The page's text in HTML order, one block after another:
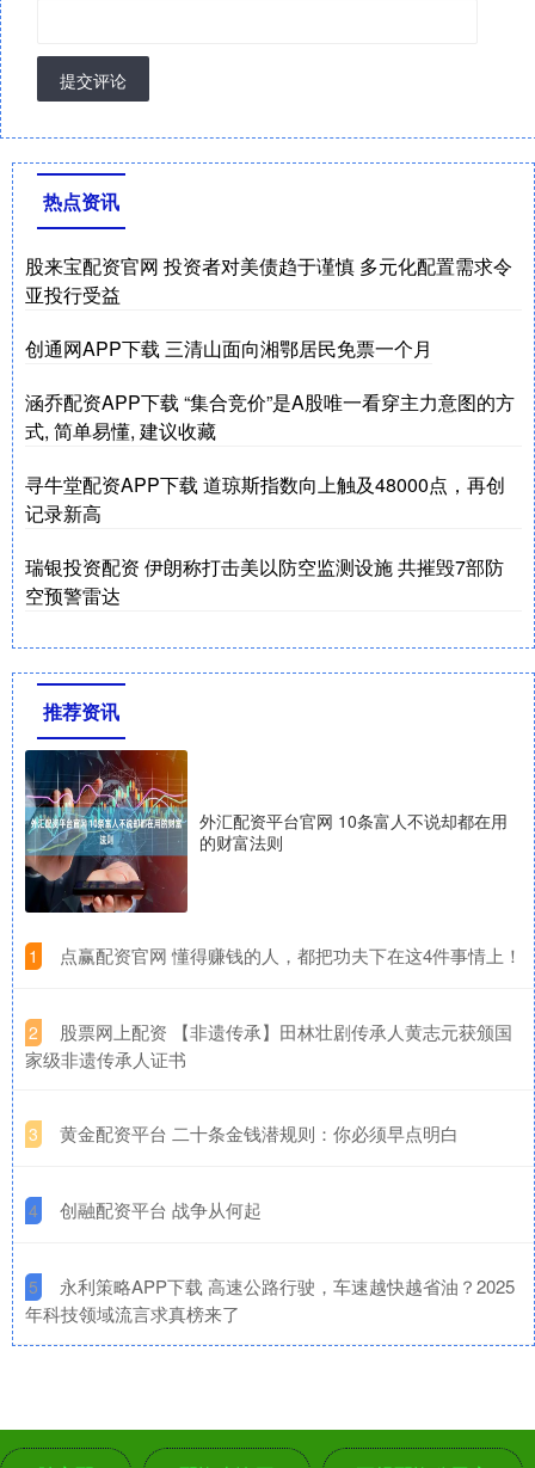
提交评论
热点资讯
股来宝配资官网 投资者对美债趋于谨慎 多元化配置需求令
亚投行受益
创通网APP下载 三清山面向湘鄂居民免票一个月
涵乔配资APP下载 “集合竞价”是A股唯一看穿主力意图的方
式, 简单易懂, 建议收藏
寻牛堂配资APP下载 道琼斯指数向上触及48000点，再创
记录新高
瑞银投资配资 伊朗称打击美以防空监测设施 共摧毁7部防
空预警雷达
推荐资讯
外汇配资平台官网 10条富人不说却都在用
的财富法则
1 ​点赢配资官网 懂得赚钱的人，都把功夫下在这4件事情上！
2
​股票网上配资 【非遗传承】田林壮剧传承人黄志元获颁国
家级非遗传承人证书
3 ​黄金配资平台 二十条金钱潜规则：你必须早点明白
4 ​创融配资平台 战争从何起
5
​永利策略APP下载 高速公路行驶，车速越快越省油？2025
年科技领域流言求真榜来了